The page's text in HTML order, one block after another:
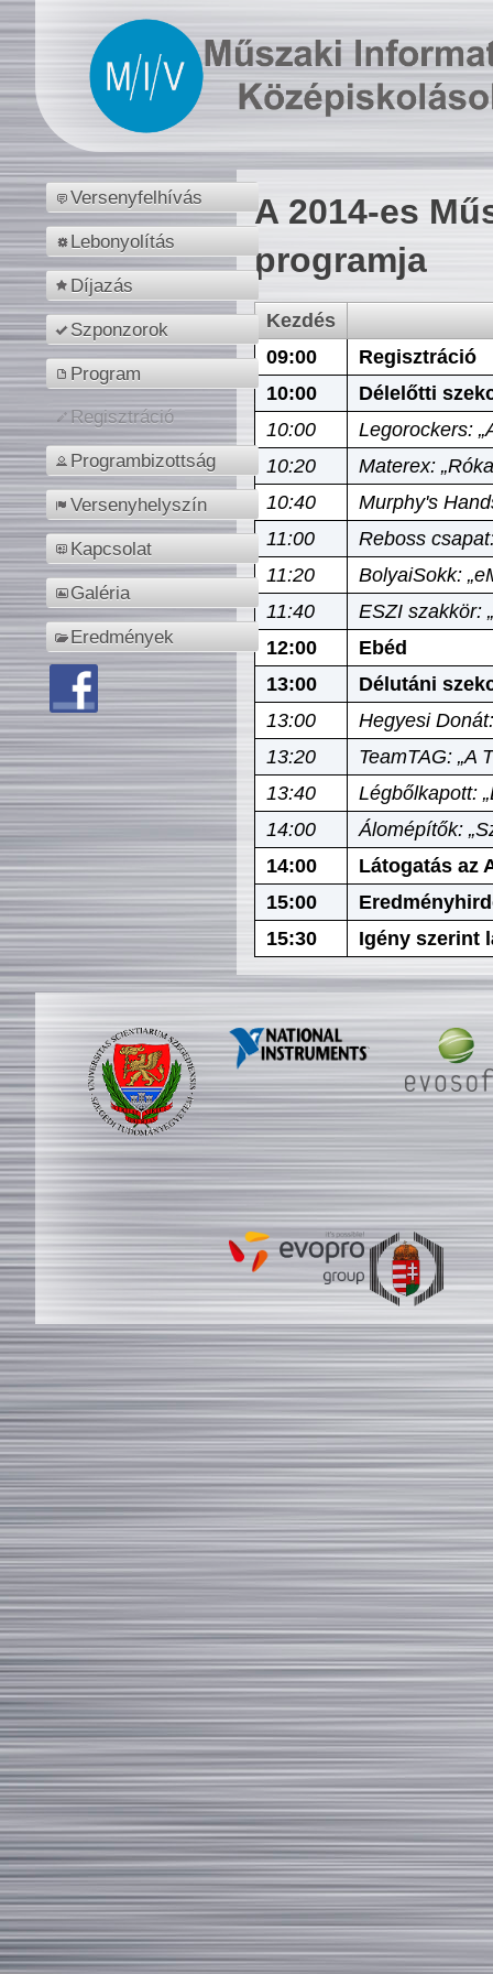
Versenyfelhívás
Lebonyolítás
Díjazás
Szponzorok
Program
Regisztráció
Programbizottság
Versenyhelyszín
Kapcsolat
Galéria
Eredmények
A 2014-es
programja
Kezdés
09:00
Regisztráció
10:00
Délelőtti
10:00
Legorockers:
10:20
Materex:
10:40
Murphy's
11:00
Reboss
11:20
BolyaiSokk:
11:40
ESZI szakkör:
12:00
Ebéd
13:00
Délutáni
13:00
Hegyesi
13:20
TeamTAG: „A
13:40
Légbőlkapott:
14:00
Álomépítők:
14:00
Látogatás az
15:00
15:30
Igény szerint